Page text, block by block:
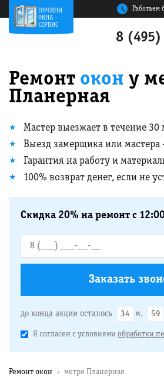
ПОЧИНИ
ОКНА -
СЕРВИС
Работаем
8 (495)
Ремонт окон у
Планерная
Мастер выезжает в течение 30
Выезд замерщика или мастера
Гарантия на работу и
100% возврат денег, если не
Скидка 20% на ремонт с
до конца акции осталось 34 м. 58
Я согласен с условиями обработки
Ремонт окон метро Планерная